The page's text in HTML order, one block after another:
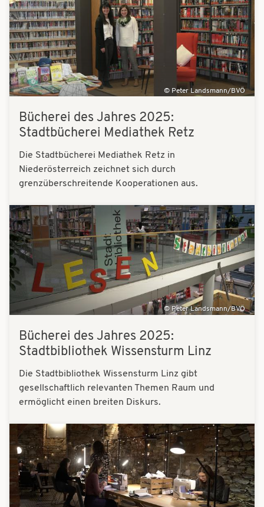
Peter Landsmann/BVÖ
Bücherei des Jahres 2025:
Stadtbücherei Mediathek Retz
Die Stadtbücherei Mediathek Retz in
Niederösterreich zeichnet sich durch
grenzüberschreitende Kooperationen aus.
Bilder
Peter Landsmann/BVÖ
Bücherei des Jahres 2025:
Stadtbibliothek Wissensturm Linz
Die Stadtbibliothek Wissensturm Linz gibt
gesellschaftlich relevanten Themen Raum und
ermöglicht einen breiten Diskurs.
Bilder